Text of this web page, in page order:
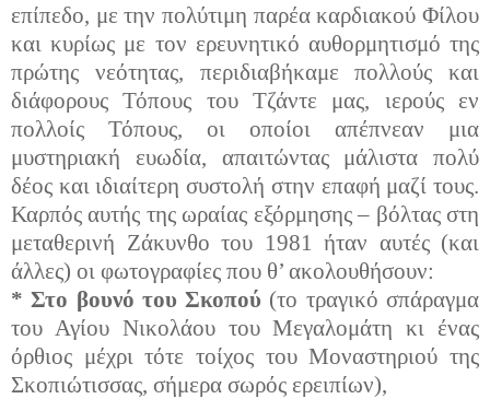
επίπεδο, με την πολύτιμη παρέα καρδιακού Φίλου
και κυρίως με τον ερευνητικό αυθορμητισμό της
πρώτης νεότητας, περιδιαβήκαμε πολλούς και
διάφορους Τόπους του Τζάντε μας, ιερούς εν
πολλοίς Τόπους, οι οποίοι απέπνεαν μια
μυστηριακή ευωδία, απαιτώντας μάλιστα πολύ
δέος και ιδιαίτερη συστολή στην επαφή μαζί τους.
Καρπός αυτής της ωραίας εξόρμησης – βόλτας στη
μεταθερινή Ζάκυνθο του 1981 ήταν αυτές (και
άλλες) οι φωτογραφίες που θ’ ακολουθήσουν:
* Στο βουνό του Σκοπού (το τραγικό σπάραγμα
του Αγίου Νικολάου του Μεγαλομάτη κι ένας
όρθιος μέχρι τότε τοίχος του Μοναστηριού της
Σκοπιώτισσας, σήμερα σωρός ερειπίων),